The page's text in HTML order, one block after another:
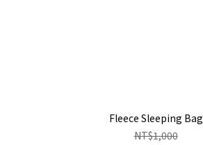
Fleece Sleeping Bag
NT$1,000